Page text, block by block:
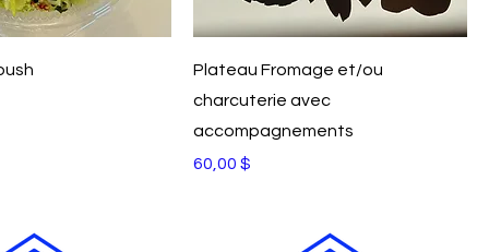
Plateau Fromage et/ou
charcuterie avec
accompagnements
Prix
60,00 $